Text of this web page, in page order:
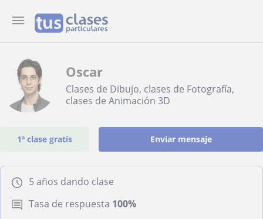
Oscar
Clases de Dibujo, clases de Fotografía,
clases de Animación 3D
1ª clase gratis Enviar mensaje
5 años dando clase
Tasa de respuesta 100%